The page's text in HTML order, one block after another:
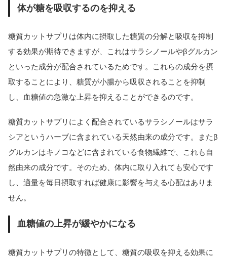
体が糖を吸収するのを抑える
糖質カットサプリは体内に摂取した糖質の分解と吸収を抑制
する効果が期待できますが、これはサラシノールやβグルカン
といった成分が配合されているためです。これらの成分を摂
取することにより、糖質が小腸から吸収されることを抑制
し、血糖値の急激な上昇を抑えることができるのです。
糖質カットサプリによく配合されているサラシノールはサラ
シアというハーブに含まれている天然由来の成分です。またβ
グルカンはキノコなどに含まれている食物繊維で、これも自
然由来の成分です。そのため、体内に取り入れても安心です
し、適量を毎日摂取すれば健康に影響を与える心配はありま
せん。
血糖値の上昇が緩やかになる
糖質カットサプリの特徴として、糖質の吸収を抑える効果に